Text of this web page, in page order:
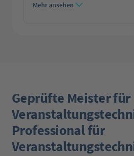
Mehr ansehen
Geprüfte Meister für
Professional für